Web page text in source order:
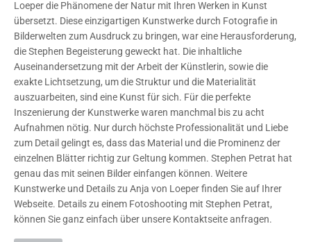
Loeper die Phänomene der Natur mit Ihren Werken in Kunst
übersetzt. Diese einzigartigen Kunstwerke durch Fotografie in
Bilderwelten zum Ausdruck zu bringen, war eine Herausforderung,
die Stephen Begeisterung geweckt hat. Die inhaltliche
Auseinandersetzung mit der Arbeit der Künstlerin, sowie die
exakte Lichtsetzung, um die Struktur und die Materialität
auszuarbeiten, sind eine Kunst für sich. Für die perfekte
Inszenierung der Kunstwerke waren manchmal bis zu acht
Aufnahmen nötig. Nur durch höchste Professionalität und Liebe
zum Detail gelingt es, dass das Material und die Prominenz der
einzelnen Blätter richtig zur Geltung kommen. Stephen Petrat hat
genau das mit seinen Bilder einfangen können. Weitere
Kunstwerke und Details zu Anja von Loeper finden Sie auf Ihrer
Webseite. Details zu einem Fotoshooting mit Stephen Petrat,
können Sie ganz einfach über unsere Kontaktseite anfragen.